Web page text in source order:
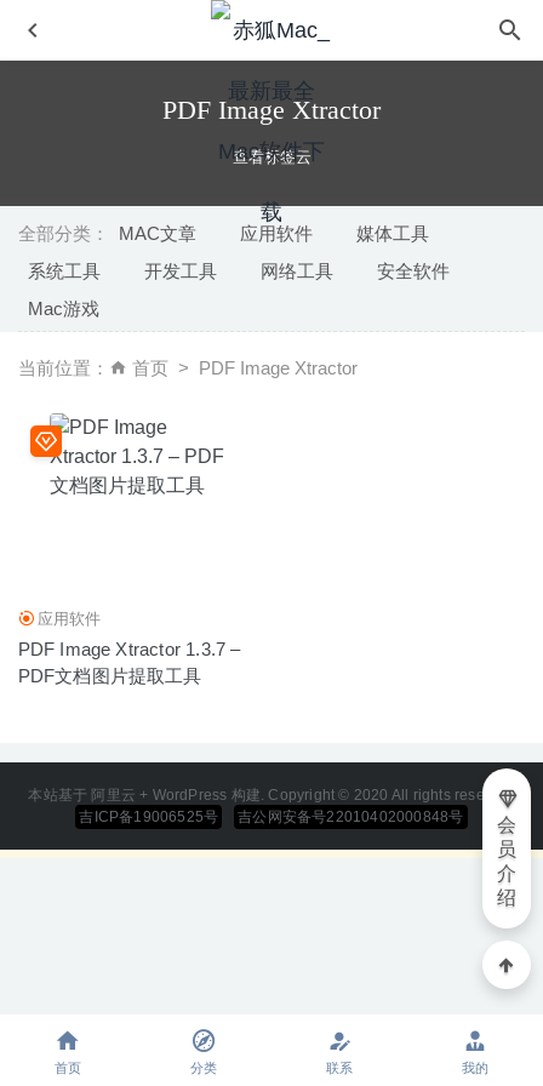
PDF Image Xtractor
查看标签云
全部分类： MAC文章 应用软件
媒体工具
系统工具
开发工具 网络工具
安全软件
Mac游戏
当前位置： 首页 PDF Image Xtractor
应用软件
PDF Image Xtractor 1.3.7 –
PDF文档图片提取工具
本站基于 阿里云 + WordPress 构建. Copyright © 2020 All rights reserved
吉ICP备19006525号
吉公网安备号22010402000848号
会
员
介
绍
Movavi Video Editor Plus 2020 20.4.0 中文版-非常高大上
的视频剪辑工具 2020-07-02
2022-04-27
EPSViewer Pro 1.6 – 快速方便的AI和EPS矢量图文件预览
工具 2022-10-11
首页 分类 联系 我的